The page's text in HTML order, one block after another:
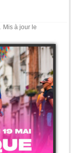
Mis à jour le